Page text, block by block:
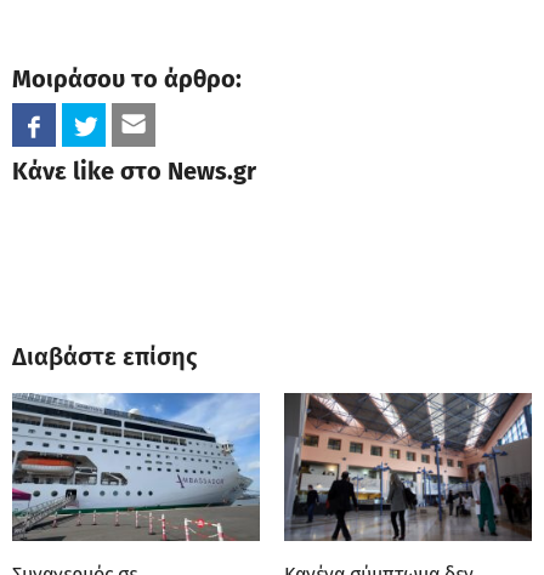
Μοιράσου το άρθρο:
Κάνε like στο News.gr
Διαβάστε επίσης